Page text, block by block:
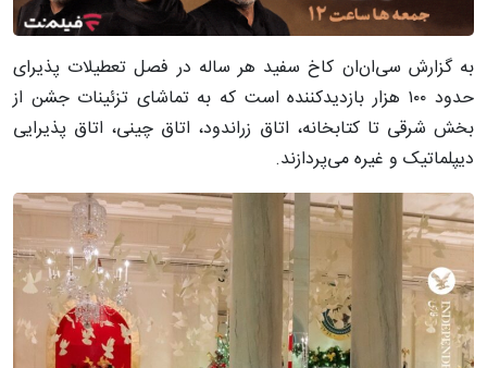
به گزارش سی‌ان‌ان کاخ سفید هر ساله در فصل تعطیلات پذیرای
حدود ۱۰۰ هزار بازدیدکننده است که به تماشای تزئینات جشن از
بخش شرقی تا کتابخانه، اتاق زراندود، اتاق چینی، اتاق پذیرایی
دیپلماتیک و غیره می‌پردازند.